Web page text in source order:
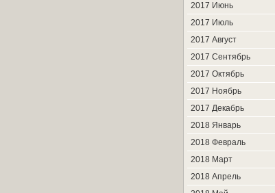
2017 Июнь
2017 Июль
2017 Август
2017 Сентябрь
2017 Октябрь
2017 Ноябрь
2017 Декабрь
2018 Январь
2018 Февраль
2018 Март
2018 Апрель